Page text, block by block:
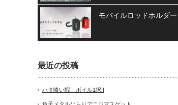
モバイルロッドホルダー
最近の投稿
ハタ喰い蝦 ボイル1択!!
魚子メタルひらりでニジマスゲット